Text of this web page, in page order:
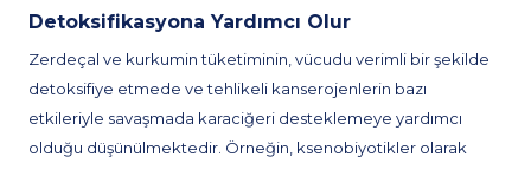
Detoksifikasyona Yardımcı Olur
Zerdeçal ve kurkumin tüketiminin, vücudu verimli bir şekilde
detoksifiye etmede ve tehlikeli kanserojenlerin bazı
etkileriyle savaşmada karaciğeri desteklemeye yardımcı
olduğu düşünülmektedir. Örneğin, ksenobiyotikler olarak